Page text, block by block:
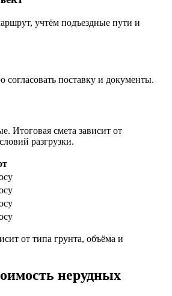
учтём подъездные пути и
согласовать поставку и документы.
Итоговая смета зависит от
разгрузки.
от типа грунта, объёма и
нерудных